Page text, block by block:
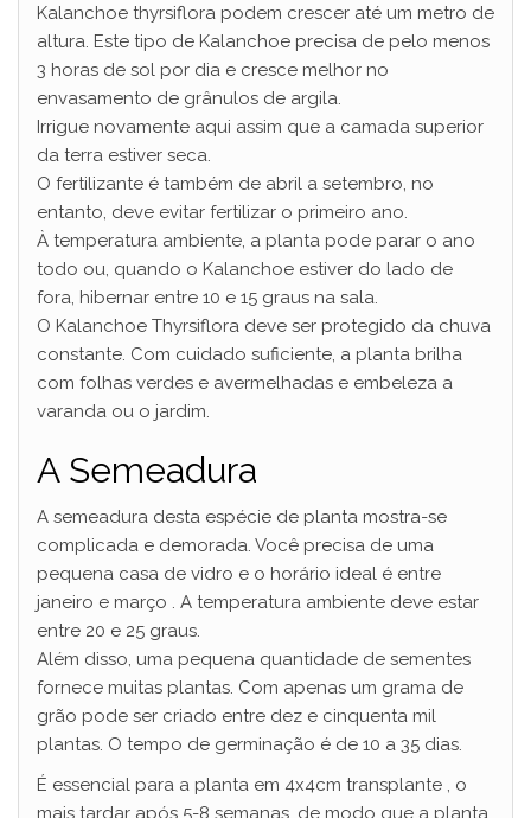
Kalanchoe thyrsiflora podem crescer até um metro de
altura. Este tipo de Kalanchoe precisa de pelo menos
3 horas de sol por dia e cresce melhor no
envasamento de grânulos de argila.
Irrigue novamente aqui assim que a camada superior
da terra estiver seca.
O fertilizante é também de abril a setembro, no
entanto, deve evitar fertilizar o primeiro ano.
À temperatura ambiente, a planta pode parar o ano
todo ou, quando o Kalanchoe estiver do lado de
fora, hibernar entre 10 e 15 graus na sala.
O Kalanchoe Thyrsiflora deve ser protegido da chuva
constante. Com cuidado suficiente, a planta brilha
com folhas verdes e avermelhadas e embeleza a
varanda ou o jardim.
A Semeadura
A semeadura desta espécie de planta mostra-se
complicada e demorada. Você precisa de uma
pequena casa de vidro e o horário ideal é entre
janeiro e março . A temperatura ambiente deve estar
entre 20 e 25 graus.
Além disso, uma pequena quantidade de sementes
fornece muitas plantas. Com apenas um grama de
grão pode ser criado entre dez e cinquenta mil
plantas. O tempo de germinação é de 10 a 35 dias.
É essencial para a planta em 4x4cm transplante , o
mais tardar após 5-8 semanas, de modo que a planta